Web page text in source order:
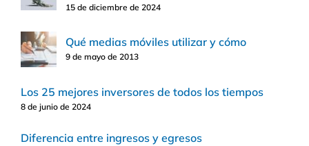
15 de diciembre de 2024
Qué medias móviles utilizar y cómo
9 de mayo de 2013
Los 25 mejores inversores de todos los tiempos
8 de junio de 2024
Diferencia entre ingresos y egresos